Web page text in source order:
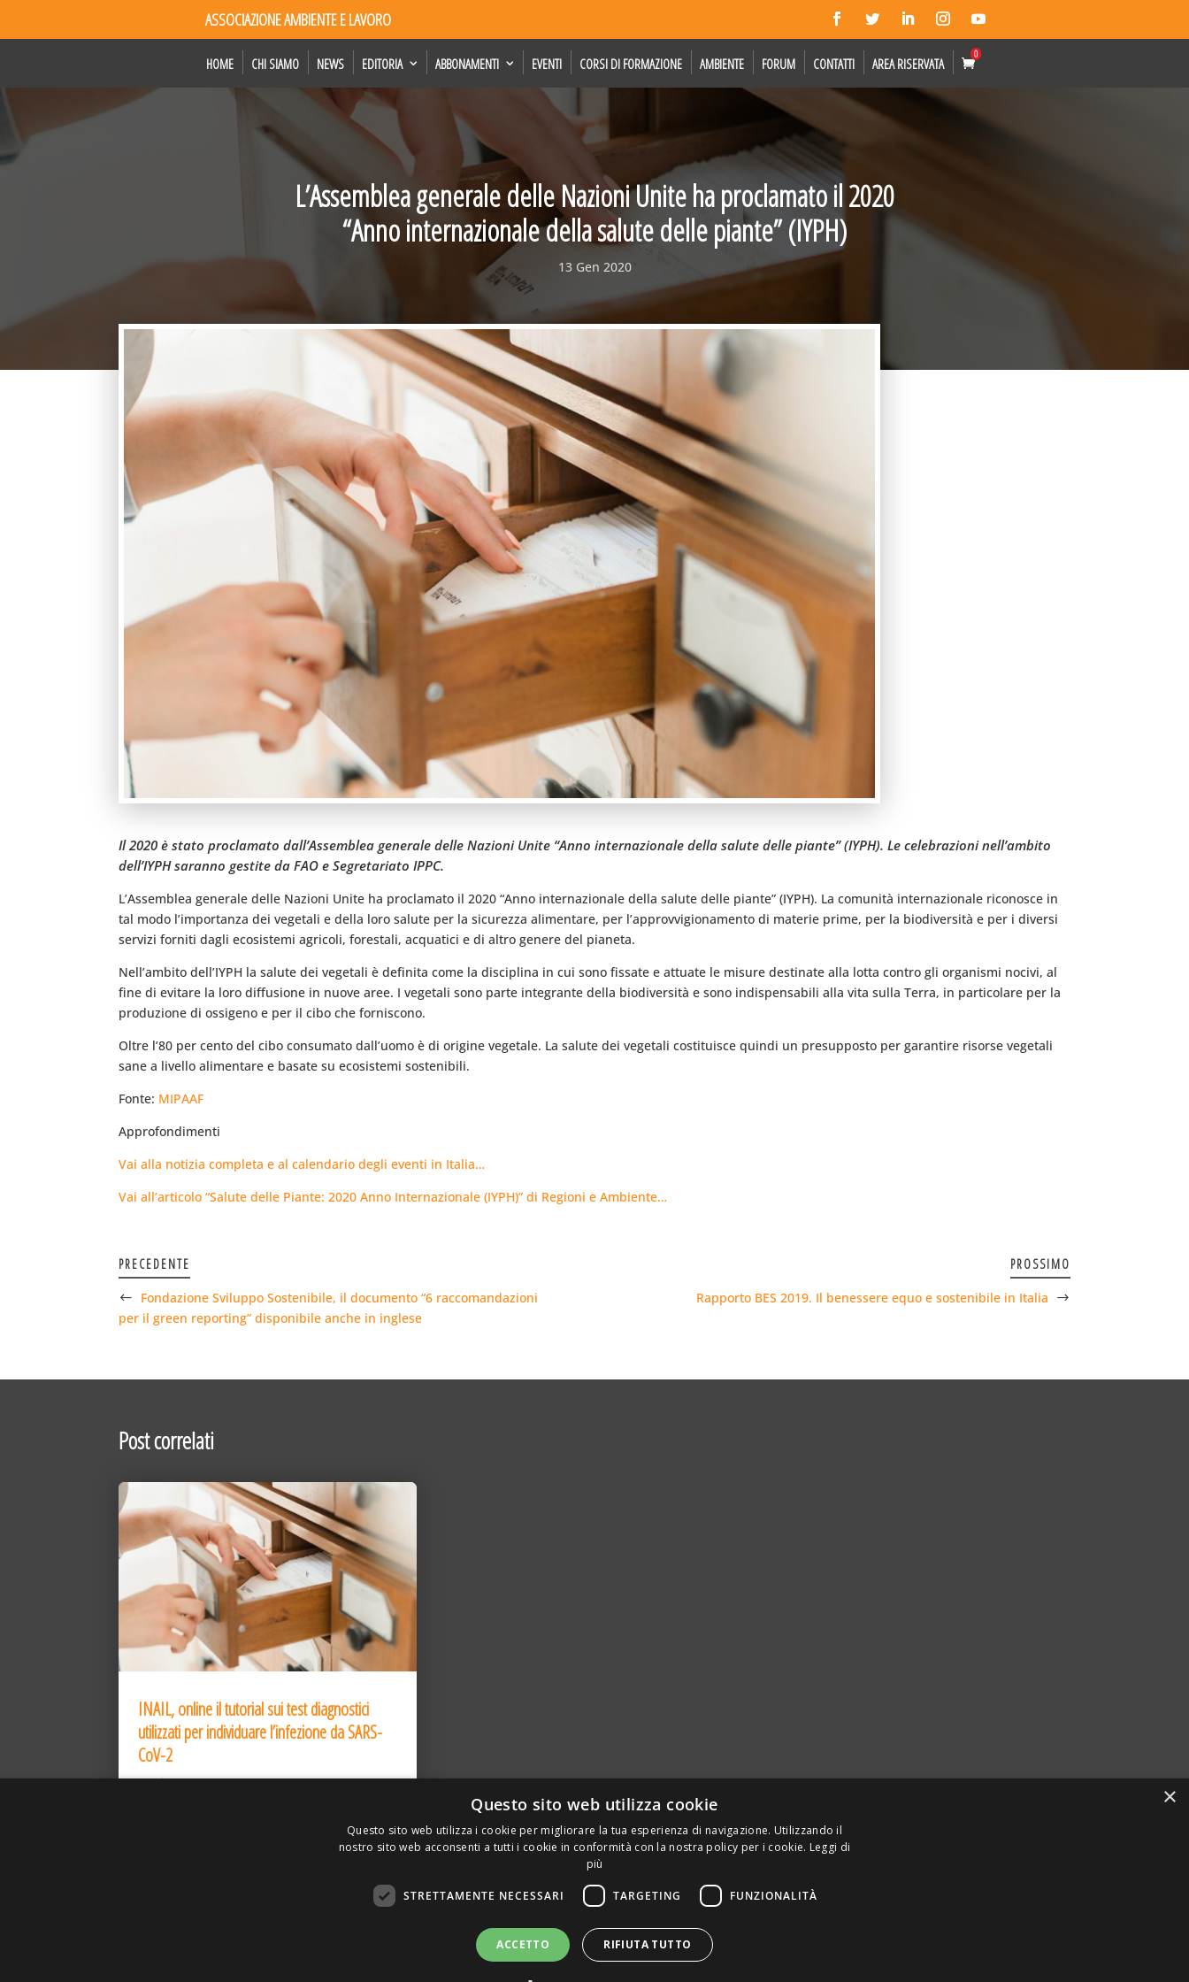
ASSOCIAZIONE AMBIENTE E LAVORO
HOME CHI SIAMO NEWS EDITORIA ABBONAMENTI EVENTI CORSI DI FORMAZIONE AMBIENTE FORUM CONTATTI AREA RISERVATA
0
L’Assemblea generale delle Nazioni Unite ha proclamato il 2020
“Anno internazionale della salute delle piante” (IYPH)
13 Gen 2020
Il 2020 è stato proclamato dall’Assemblea generale delle Nazioni Unite “Anno internazionale della salute delle piante” (IYPH). Le celebrazioni nell’ambito
dell’IYPH saranno gestite da FAO e Segretariato IPPC.
L’Assemblea generale delle Nazioni Unite ha proclamato il 2020 “Anno internazionale della salute delle piante” (IYPH). La comunità internazionale riconosce in
tal modo l’importanza dei vegetali e della loro salute per la sicurezza alimentare, per l’approvvigionamento di materie prime, per la biodiversità e per i diversi
servizi forniti dagli ecosistemi agricoli, forestali, acquatici e di altro genere del pianeta.
Nell’ambito dell’IYPH la salute dei vegetali è definita come la disciplina in cui sono fissate e attuate le misure destinate alla lotta contro gli organismi nocivi, al
fine di evitare la loro diffusione in nuove aree. I vegetali sono parte integrante della biodiversità e sono indispensabili alla vita sulla Terra, in particolare per la
produzione di ossigeno e per il cibo che forniscono.
Oltre l’80 per cento del cibo consumato dall’uomo è di origine vegetale. La salute dei vegetali costituisce quindi un presupposto per garantire risorse vegetali
sane a livello alimentare e basate su ecosistemi sostenibili.
Fonte: MIPAAF
Approfondimenti
Vai alla notizia completa e al calendario degli eventi in Italia…
Vai all’articolo “Salute delle Piante: 2020 Anno Internazionale (IYPH)” di Regioni e Ambiente…
PRECEDENTE
Fondazione Sviluppo Sostenibile, il documento “6 raccomandazioni
per il green reporting” disponibile anche in inglese
PROSSIMO
Rapporto BES 2019. Il benessere equo e sostenibile in Italia
Post correlati
INAIL, online il tutorial sui test diagnostici
utilizzati per individuare l’infezione da SARS-
CoV-2
31 Dic 2020
ASSOCIAZIONE AMBIENTE E LAVORO – VIA PRIVATA DELLA TORRE, 15 – 20127 – MILANO – P. IVA 00923870968 – CF: 08748400150 –
SITO REALIZZATO DA GRAFICAEFOTO WEB AGENCY – PARTNER SINTEL
×
Questo sito web utilizza cookie
Questo sito web utilizza i cookie per migliorare la tua esperienza di navigazione. Utilizzando il
nostro sito web acconsenti a tutti i cookie in conformità con la nostra policy per i cookie. Leggi di
più
STRETTAMENTE NECESSARI TARGETING FUNZIONALITÀ
ACCETTO RIFIUTA TUTTO